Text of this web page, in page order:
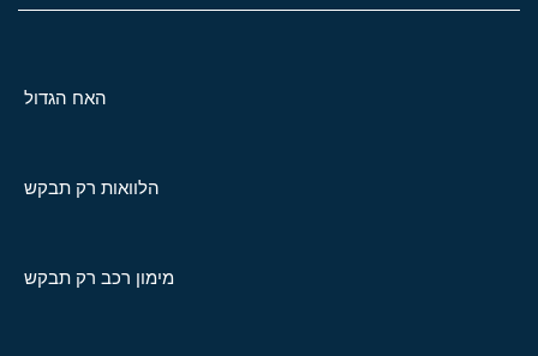
האח הגדול
הלוואות רק תבקש
מימון רכב רק תבקש